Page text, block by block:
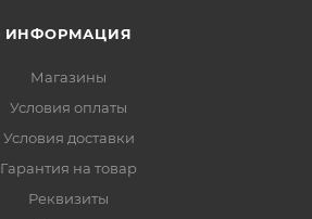
ИНФОРМАЦИЯ
Магазины
Условия оплаты
Условия доставки
Гарантия на товар
Реквизиты